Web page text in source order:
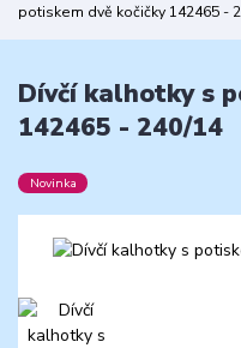
potiskem dvě kočičky 142465 -
Dívčí kalhotky s
142465 - 240/14
Novinka